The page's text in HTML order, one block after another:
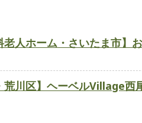
老人ホーム・さいたま市】
荒川区】ヘーベルVillage西